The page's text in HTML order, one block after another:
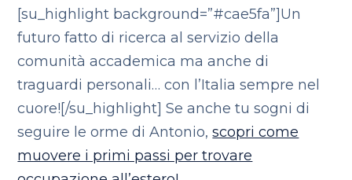
[su_highlight background=”#cae5fa”]Un
futuro fatto di ricerca al servizio della
comunità accademica ma anche di
traguardi personali… con l’Italia sempre nel
cuore![/su_highlight] Se anche tu sogni di
seguire le orme di Antonio,scopri come
muovere i primi passi per trovare